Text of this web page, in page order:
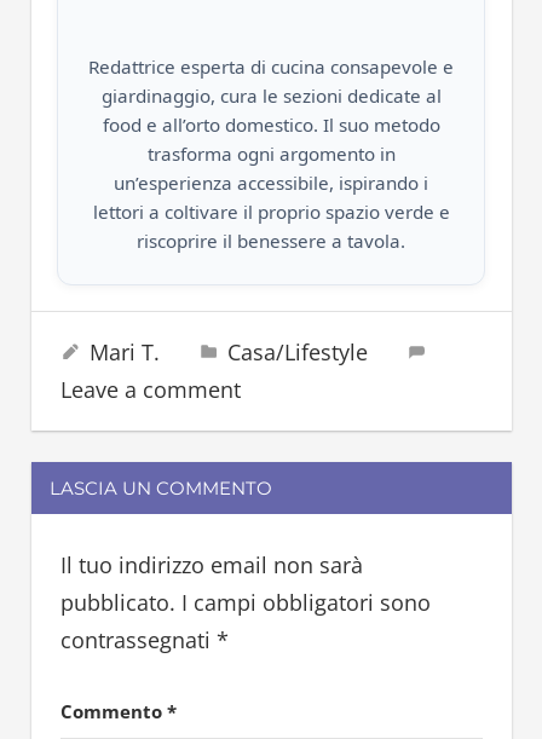
Redattrice esperta di cucina consapevole e
giardinaggio, cura le sezioni dedicate al
food e all’orto domestico. Il suo metodo
trasforma ogni argomento in
un’esperienza accessibile, ispirando i
lettori a coltivare il proprio spazio verde e
riscoprire il benessere a tavola.
pelle
skincare
trucco
15 Ottobre 2023
Mari T.
Casa/Lifestyle
Leave a comment
LASCIA UN COMMENTO
Il tuo indirizzo email non sarà
pubblicato. I campi obbligatori sono
contrassegnati *
Commento *